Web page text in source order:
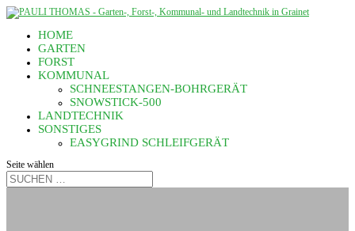
HOME
GARTEN
FORST
KOMMUNAL
SCHNEESTANGEN-BOHRGERÄT
SNOWSTICK-500
LANDTECHNIK
SONSTIGES
EASYGRIND SCHLEIFGERÄT
Seite wählen